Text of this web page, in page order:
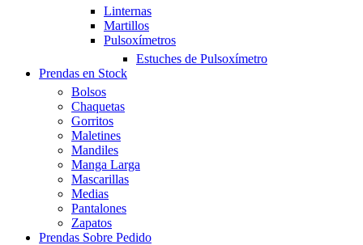
Linternas
Martillos
Pulsoxímetros
Estuches de Pulsoxímetro
Prendas en Stock
Bolsos
Chaquetas
Gorritos
Maletines
Mandiles
Manga Larga
Mascarillas
Medias
Pantalones
Zapatos
Prendas Sobre Pedido